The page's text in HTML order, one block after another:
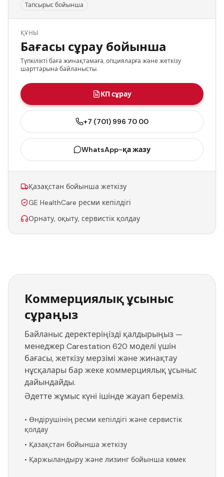
Тапсырыс бойынша
ҚҰНЫ
Бағасы сұрау бойынша
Түпкілікті баға жинақтамаға, опцияларға және жеткізу
шарттарына байланысты.
КП сұрау
+7 (701) 996 70 00
WhatsApp-қа жазу
Қазақстан бойынша жеткізу
GE HealthCare ресми кепілдігі
Орнату, оқыту, сервистік қолдау
Коммерциялық ұсыныс
сұраңыз
Байланыс деректеріңізді қалдырыңыз —
менеджер Carestation 620 моделі үшін
бағасы, жеткізу мерзімі және жинақтау
нұсқалары бар жеке коммерциялық ұсыныс
дайындайды.
Әдетте жұмыс күні ішінде жауап береміз.
• Өндірушінің ресми кепілдігі және сервистік
қолдау
• Қазақстан бойынша жеткізу
• Қаржыландыру және лизинг бойынша көмек